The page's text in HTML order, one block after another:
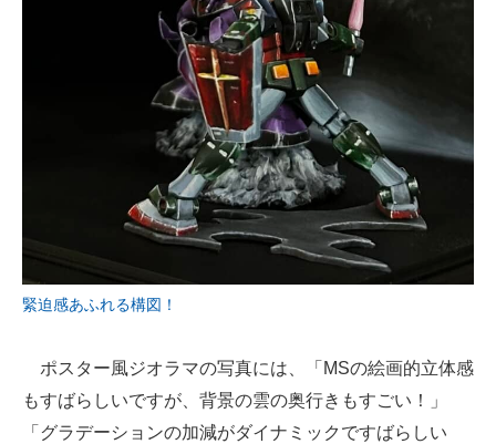
緊迫感あふれる構図！
ポスター風ジオラマの写真には、「MSの絵画的立体感
もすばらしいですが、背景の雲の奥行きもすごい！」
「グラデーションの加減がダイナミックですばらしい